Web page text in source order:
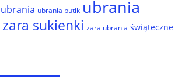
ubrania butik ubrania
zara sukienki zara ubrania świąteczne